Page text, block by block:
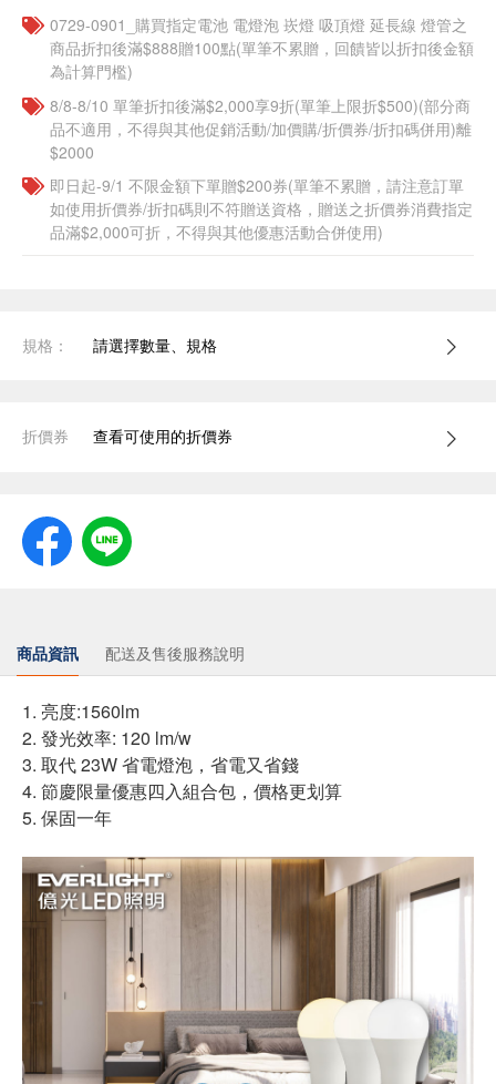
0729-0901_購買指定電池 電燈泡 崁燈 吸頂燈 延長線 燈管之
商品折扣後滿$888贈100點(單筆不累贈，回饋皆以折扣後金額
為計算門檻)
8/8-8/10 單筆折扣後滿$2,000享9折(單筆上限折$500)(部分商
品不適用，不得與其他促銷活動/加價購/折價券/折扣碼併用)離
$2000
即日起-9/1 不限金額下單贈$200券(單筆不累贈，請注意訂單
如使用折價券/折扣碼則不符贈送資格，贈送之折價券消費指定
品滿$2,000可折，不得與其他優惠活動合併使用)
規格： 請選擇數量、規格
折價券 查看可使用的折價券
商品資訊 配送及售後服務說明
1. 亮度:1560lm
2. 發光效率: 120 lm/w
3. 取代 23W 省電燈泡，省電又省錢
4. 節慶限量優惠四入組合包，價格更划算
5. 保固一年